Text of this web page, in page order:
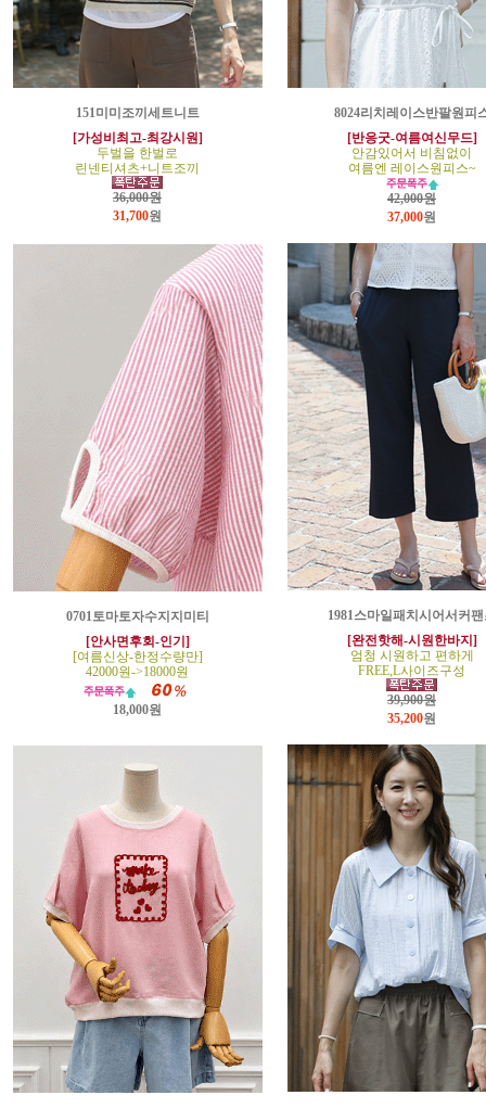
151미미조끼세트니트
[가성비최고-최강시원]
두벌을 한벌로
린넨티셔츠+니트조끼
36,000원
31,700원
8024리치레이스반팔원피
[반응굿-여름여신무드]
안감있어서 비침없이
여름엔 레이스원피스~
42,000원
37,000원
0701토마토자수지지미티
[안사면후회-인기]
[여름신상-한정수량만]
42000원->18000원
18,000원
1981스마일패치시어서커팬
[완전핫해-시원한바지]
엄청 시원하고 편하게
FREE,L사이즈구성
39,900원
35,200원